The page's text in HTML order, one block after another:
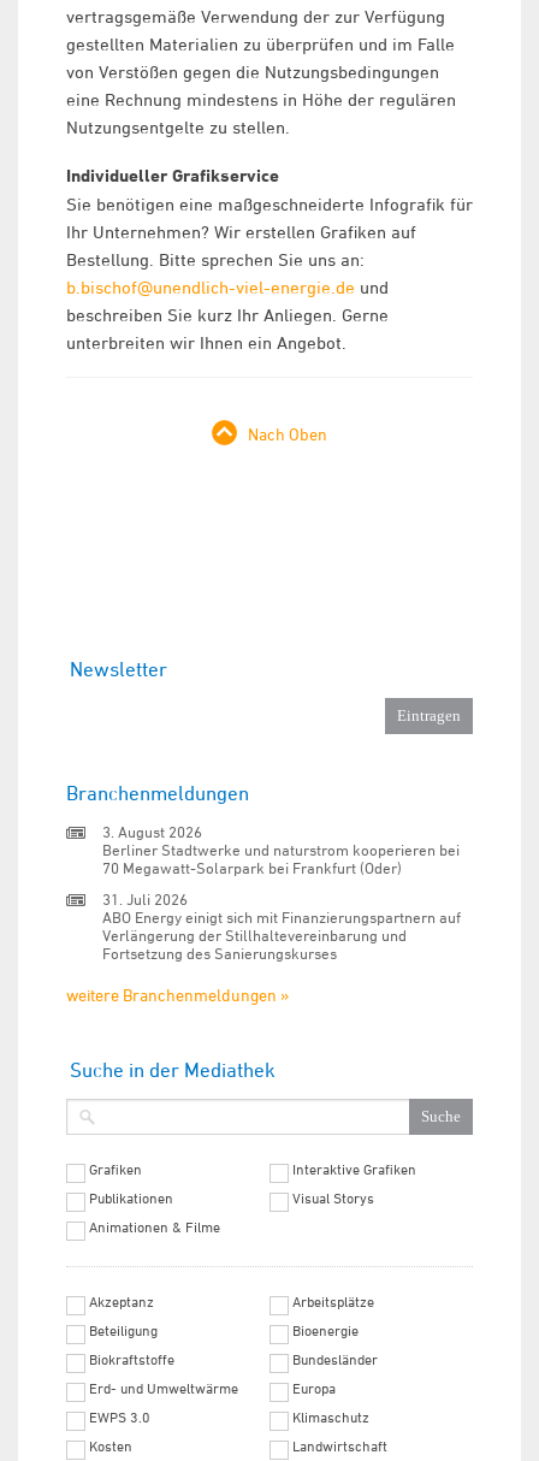
vertragsgemäße Verwendung der zur Verfügung
gestellten Materialien zu überprüfen und im Falle
von Verstößen gegen die Nutzungsbedingungen
eine Rechnung mindestens in Höhe der regulären
Nutzungsentgelte zu stellen.
Individueller Grafikservice
Sie benötigen eine maßgeschneiderte Infografik für
Ihr Unternehmen? Wir erstellen Grafiken auf
Bestellung. Bitte sprechen Sie uns an:
b.bischof@unendlich-viel-energie.de und
beschreiben Sie kurz Ihr Anliegen. Gerne
unterbreiten wir Ihnen ein Angebot.
Nach Oben
Newsletter
Branchenmeldungen
3. August 2026
Berliner Stadtwerke und naturstrom kooperieren bei
70 Megawatt-Solarpark bei Frankfurt (Oder)
31. Juli 2026
ABO Energy einigt sich mit Finanzierungspartnern auf
Verlängerung der Stillhaltevereinbarung und
Fortsetzung des Sanierungskurses
weitere Branchenmeldungen »
Suche in der Mediathek
Grafiken
Interaktive Grafiken
Publikationen
Visual Storys
Animationen & Filme
Akzeptanz
Arbeitsplätze
Beteiligung
Bioenergie
Biokraftstoffe
Bundesländer
Erd- und Umweltwärme
Europa
EWPS 3.0
Klimaschutz
Kosten
Landwirtschaft